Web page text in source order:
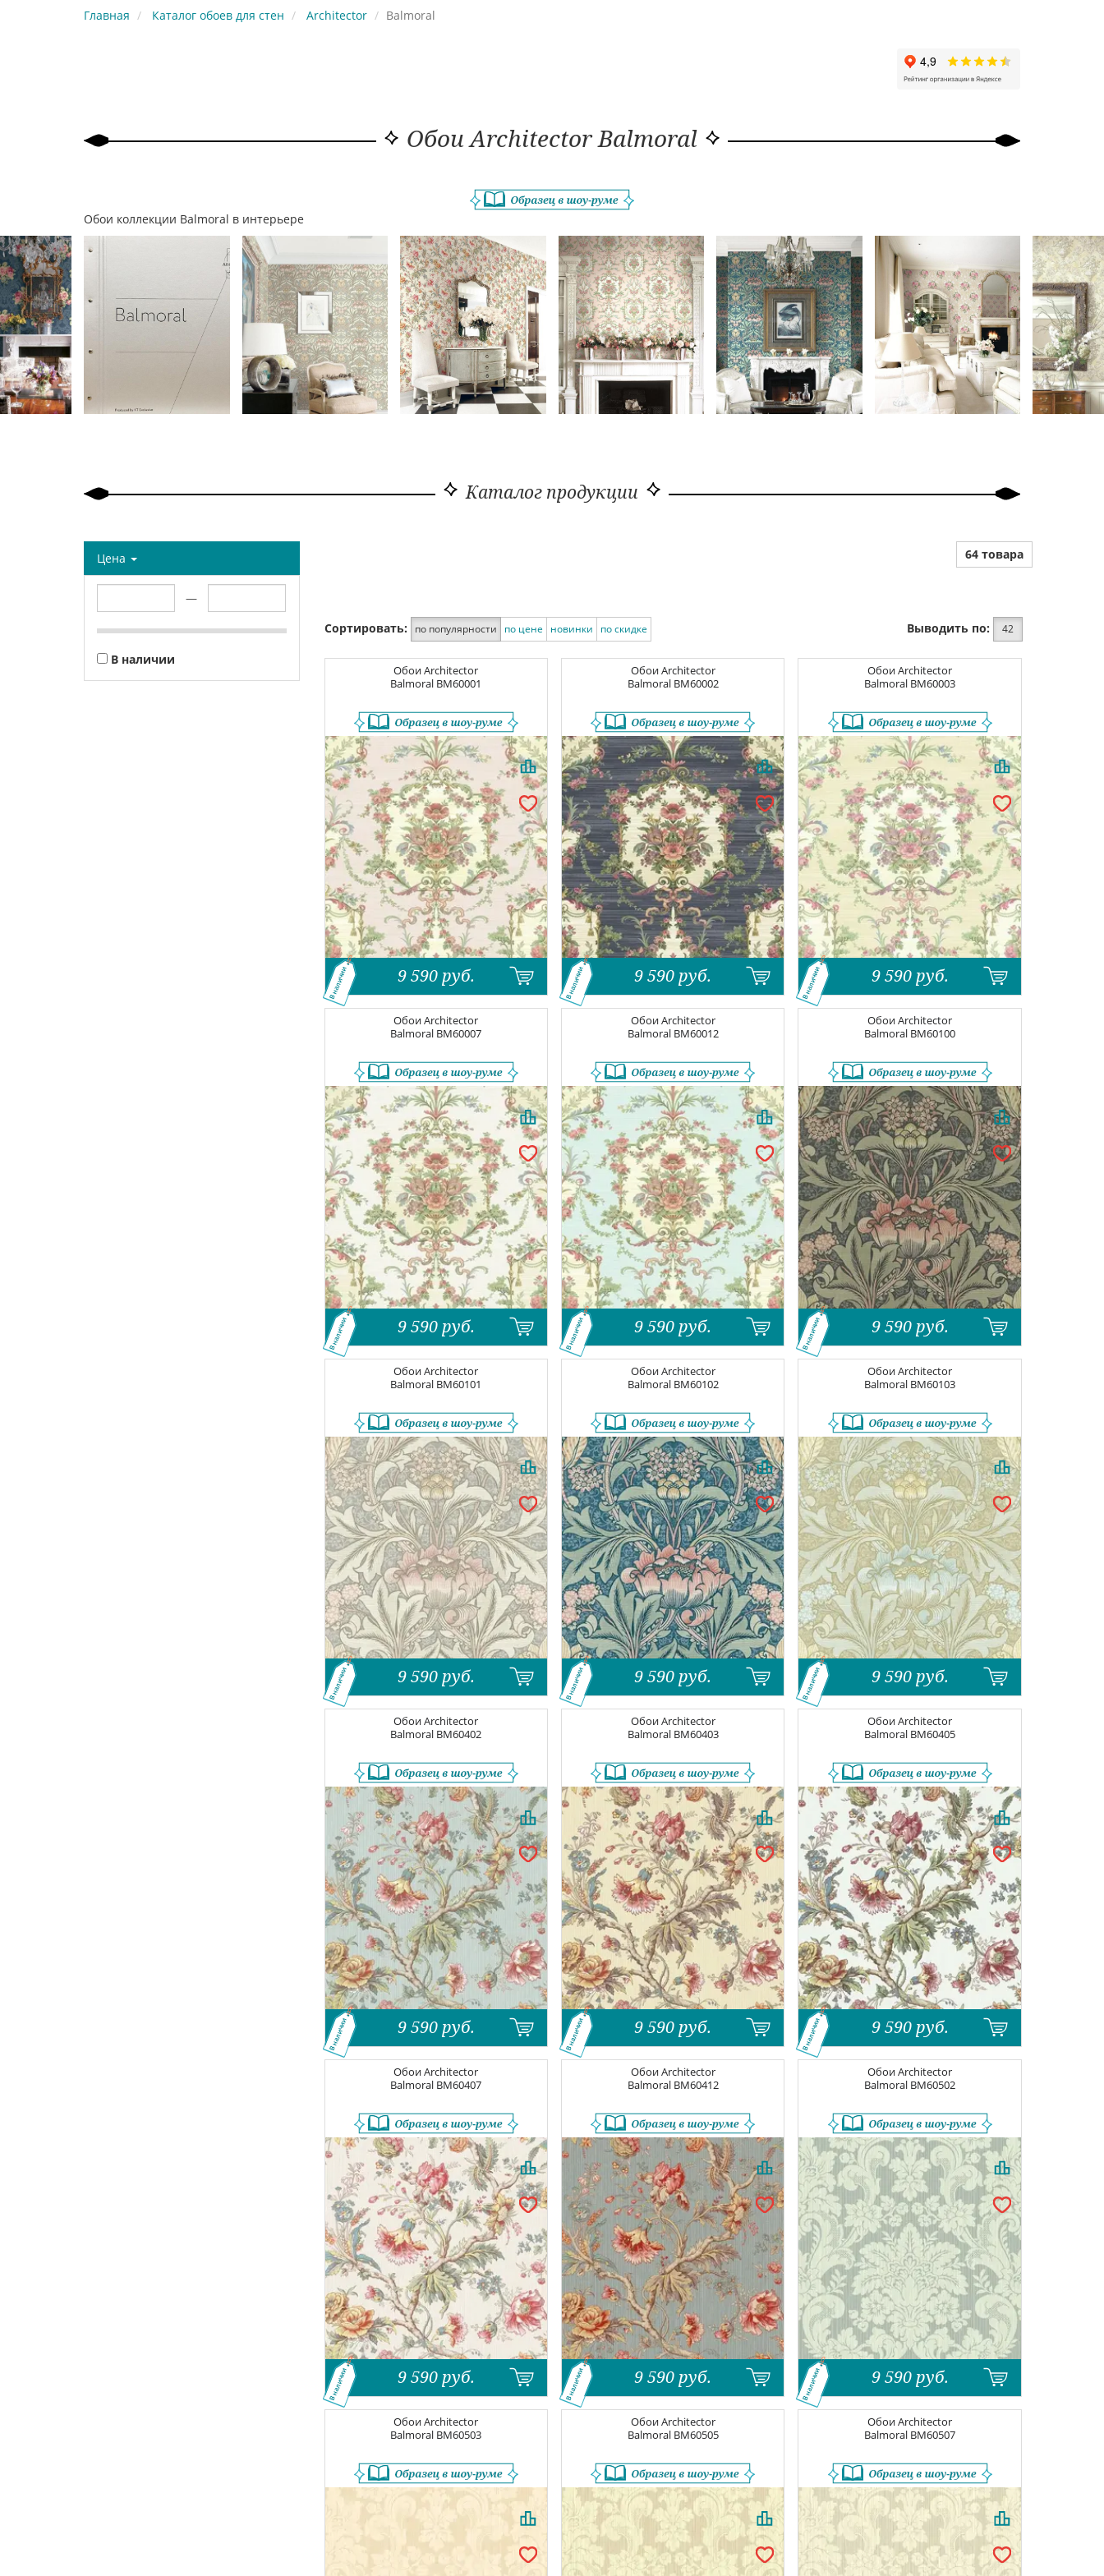
Главная Каталог обоев для стен Architector Balmoral
Обои Architector Balmoral
Обои коллекции Balmoral в интерьере
Каталог продукции
Цена
—
В наличии
64 товара
Сортировать: по популярности по цене новинки по скидке Выводить по: 42
ОбоиArchitector
Balmoral BM60001
9 590 руб.
В наличии
ОбоиArchitector
Balmoral BM60002
9 590 руб.
В наличии
ОбоиArchitector
Balmoral BM60003
9 590 руб.
В наличии
ОбоиArchitector
Balmoral BM60007
9 590 руб.
В наличии
ОбоиArchitector
Balmoral BM60012
9 590 руб.
В наличии
ОбоиArchitector
Balmoral BM60100
9 590 руб.
В наличии
ОбоиArchitector
Balmoral BM60101
9 590 руб.
В наличии
ОбоиArchitector
Balmoral BM60102
9 590 руб.
В наличии
ОбоиArchitector
Balmoral BM60103
9 590 руб.
В наличии
ОбоиArchitector
Balmoral BM60402
9 590 руб.
В наличии
ОбоиArchitector
Balmoral BM60403
9 590 руб.
В наличии
ОбоиArchitector
Balmoral BM60405
9 590 руб.
В наличии
ОбоиArchitector
Balmoral BM60407
9 590 руб.
В наличии
ОбоиArchitector
Balmoral BM60412
9 590 руб.
В наличии
ОбоиArchitector
Balmoral BM60502
9 590 руб.
В наличии
ОбоиArchitector
Balmoral BM60503
ОбоиArchitector
Balmoral BM60505
ОбоиArchitector
Balmoral BM60507